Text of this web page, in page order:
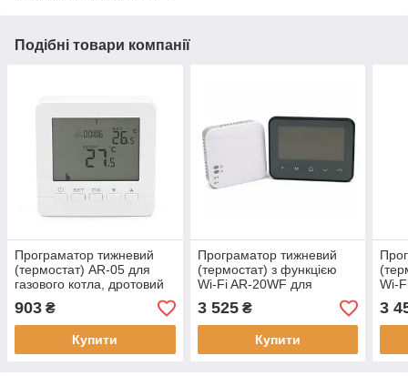
Подібні товари компанії
Програматор тижневий
(термостат) AR-05 для
газового котла, дротовий
903 ₴
Купити
Програматор тижневий
(термостат) з функцією
Wi-Fi AR-20WF для
газового котла,
бездротовий
3 525₴
Купити
Wi-
3